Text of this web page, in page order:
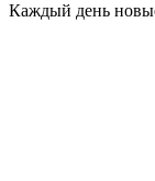
Каждый день